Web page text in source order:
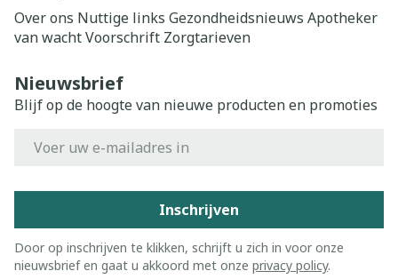
Over ons Nuttige links Gezondheidsnieuws Apotheker
van wachtVoorschrift Zorgtarieven
Nieuwsbrief
Blijf op de hoogte van nieuwe producten en promoties
Inschrijven
Door op inschrijven te klikken, schrijft u zich in voor onze
nieuwsbrief en gaat u akkoord met onze privacy policy.